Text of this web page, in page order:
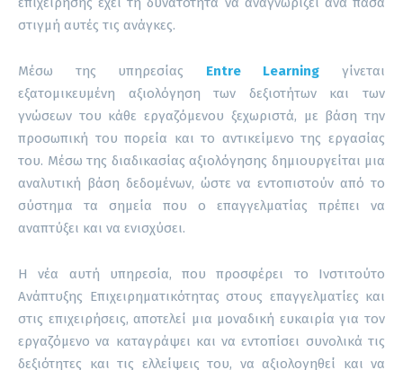
στιγμή αυτές τις ανάγκες.
Μέσω της υπηρεσίας Entre Learning γίνεται
εξατομικευμένη αξιολόγηση των δεξιοτήτων και των
γνώσεων του κάθε εργαζόμενου ξεχωριστά, με βάση την
προσωπική του πορεία και το αντικείμενο της εργασίας
του. Μέσω της διαδικασίας αξιολόγησης δημιουργείται μια
αναλυτική βάση δεδομένων, ώστε να εντοπιστούν από το
σύστημα τα σημεία που ο επαγγελματίας πρέπει να
αναπτύξει και να ενισχύσει.
Η νέα αυτή υπηρεσία, που προσφέρει το Ινστιτούτο
Ανάπτυξης Επιχειρηματικότητας στους επαγγελματίες και
στις επιχειρήσεις, αποτελεί μια μοναδική ευκαιρία για τον
εργαζόμενο να καταγράψει και να εντοπίσει συνολικά τις
δεξιότητες και τις ελλείψεις του, να αξιολογηθεί και να